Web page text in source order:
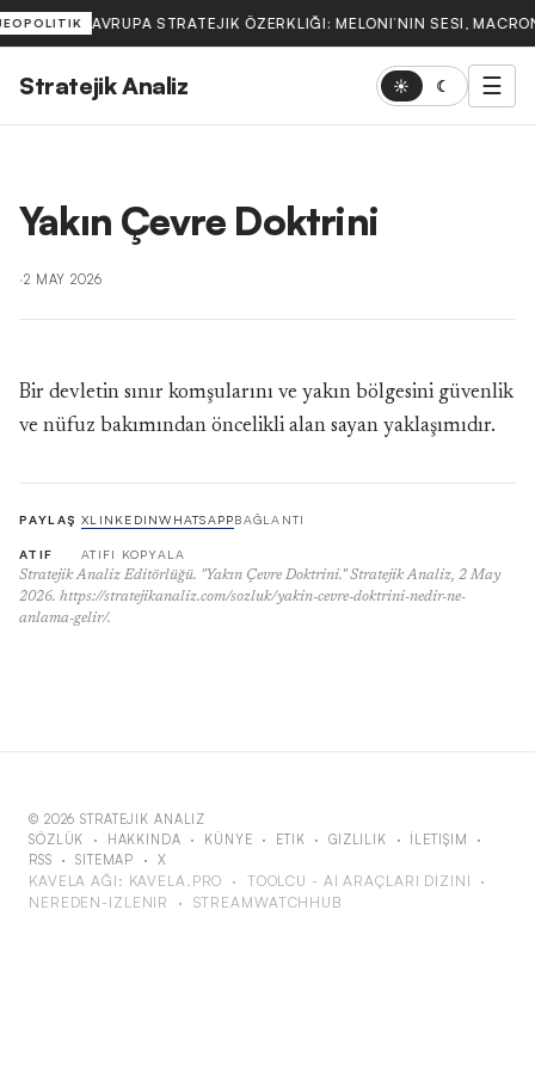
AVRUPA STRATEJIK ÖZERKLIĞI: MELONI’NIN SESI,
Stratejik Analiz ☀ ☾ ☰
Yakın Çevre Doktrini
·2 MAY 2026
Bir devletin sınır komşularını ve yakın bölgesini güvenlik
ve nüfuz bakımından öncelikli alan sayan yaklaşımıdır.
PAYLAŞ XLINKEDINWHATSAPPBAĞLANTI
ATIF ATIFI KOPYALA
Stratejik Analiz Editörlüğü. "Yakın Çevre Doktrini." Stratejik Analiz, 2 May
2026. https://stratejikanaliz.com/sozluk/yakin-cevre-doktrini-nedir-ne-
anlama-gelir/.
© 2026 STRATEJIK ANALIZ
SÖZLÜK · HAKKINDA · KÜNYE · ETIK · GIZLILIK · İLETIŞIM
·
RSS ·SITEMAP · X
KAVELA AĞI: KAVELA.PRO · TOOLCU - AI ARAÇLARI DIZINI
·
NEREDEN-IZLENIR
· STREAMWATCHHUB